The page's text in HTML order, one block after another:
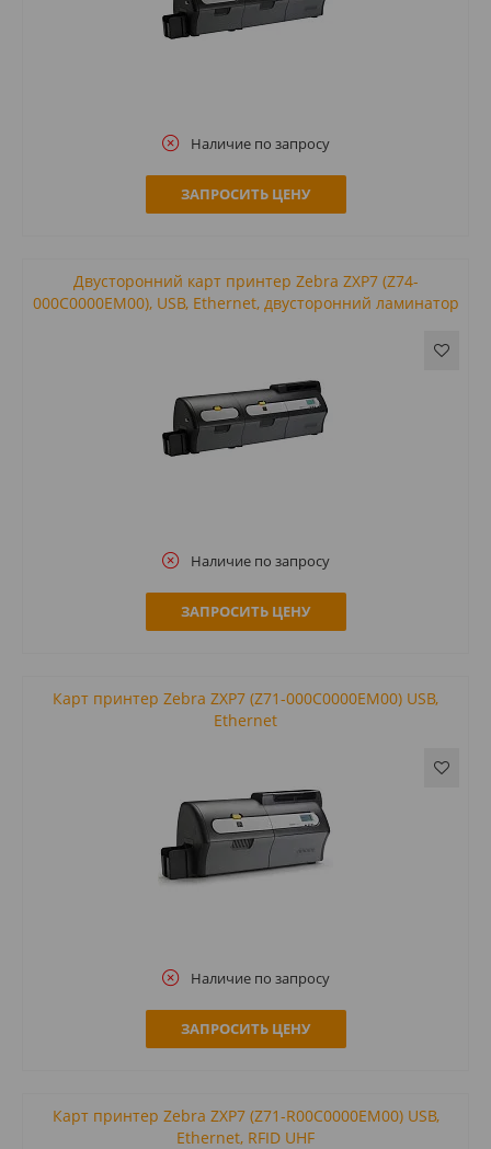
Наличие по запросу
ЗАПРОСИТЬ ЦЕНУ
Двусторонний карт принтер Zebra ZXP7 (Z74-
000C0000EM00), USB, Ethernet, двусторонний ламинатор
Наличие по запросу
ЗАПРОСИТЬ ЦЕНУ
Карт принтер Zebra ZXP7 (Z71-000C0000EM00) USB,
Ethernet
Наличие по запросу
ЗАПРОСИТЬ ЦЕНУ
Карт принтер Zebra ZXP7 (Z71-R00C0000EM00) USB,
Ethernet, RFID UHF